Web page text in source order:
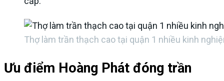
Thợ làm trần thạch cao tại quận 1 nhiều kinh
Ưu điểm Hoàng Phát đóng trần